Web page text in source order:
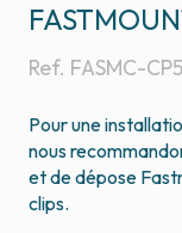
Ref. FASMC-CP5
Pour une
nous
et de dépose
clips.